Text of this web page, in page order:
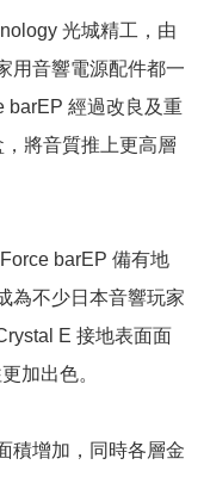
光城精工，由
用音響電源配件都一
barEP 經過改良及重
將音質推上更高層
barEP 備有地
為不少日本音響玩家
E 接地表面面
加出色。
積增加，同時各層金